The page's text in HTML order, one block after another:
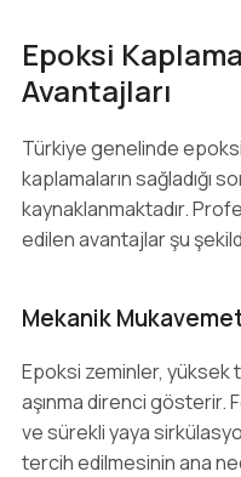
Epoksi
Avantajları
Türkiye genelinde
kaplamaların sağladığı
kaynaklanmaktadır.
edilen avantajlar şu
Mekanik Mukavemet
Epoksi zeminler, yüksek
aşınma direnci gösterir.
ve sürekli yaya
tercih edilmesinin ana